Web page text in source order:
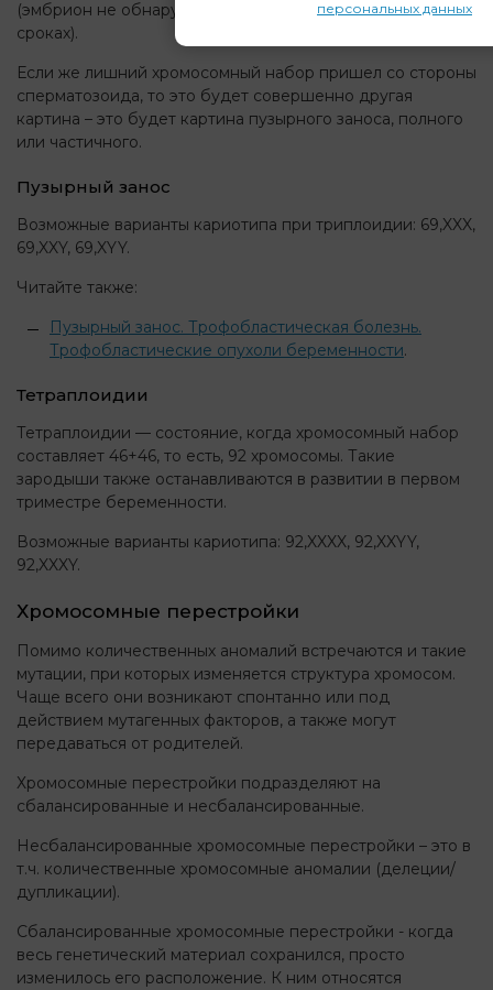
(эмбрион не обнаруживается, или погибает на малых
сроках).
Если же лишний хромосомный набор пришел со стороны
сперматозоида, то это будет совершенно другая
картина – это будет картина пузырного заноса, полного
или частичного.
Пузырный занос
Возможные варианты кариотипа при триплоидии: 69,XXX,
69,XXY, 69,XYY.
Читайте также:
Пузырный занос. Трофобластическая болезнь.
Трофобластические опухоли беременности.
Тетраплоидии
Тетраплоидии — состояние, когда хромосомный набор
составляет 46+46, то есть, 92 хромосомы. Такие
зародыши также останавливаются в развитии в первом
триместре беременности.
Возможные варианты кариотипа: 92,XXXX, 92,XXYY,
92,XXXY.
Хромосомные перестройки
Помимо количественных аномалий встречаются и такие
мутации, при которых изменяется структура хромосом.
Чаще всего они возникают спонтанно или под
действием мутагенных факторов, а также могут
передаваться от родителей.
Хромосомные перестройки подразделяют на
сбалансированные и несбалансированные.
Несбалансированные хромосомные перестройки – это в
т.ч. количественные хромосомные аномалии (делеции/
дупликации).
Сбалансированные хромосомные перестройки - когда
весь генетический материал сохранился, просто
изменилось его расположение. К ним относятся
персональных данных